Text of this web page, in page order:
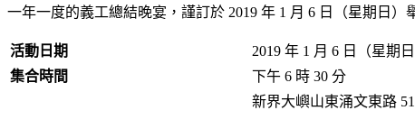
一年一度的義工總結晚宴，謹訂於 2019 年 1 月 6 日（星期日）
活動日期
2019 年 1 月 6 日（星期日
集合時間
下午 6 時 30 分
新界大嶼山東涌文東路